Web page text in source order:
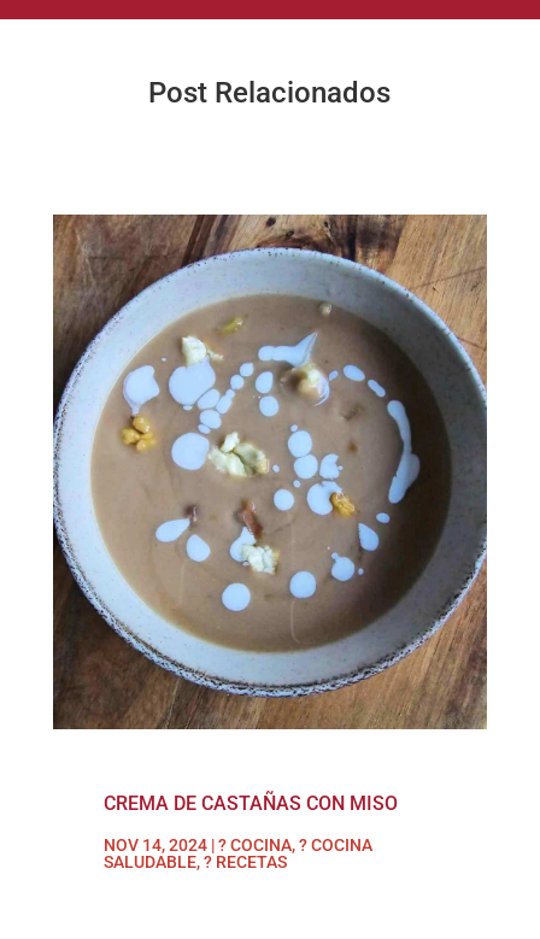
Post Relacionados
CREMA DE CASTAÑAS CON MISO
NOV 14, 2024 |? COCINA,? COCINA
SALUDABLE,? RECETAS